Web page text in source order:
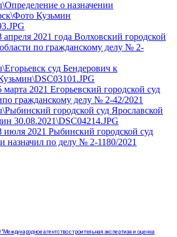
2021 года Волховский городской
по гражданскому делу № 2-
2021 Егорьевский городской суд
гражданскому делу № 2-42/2021
июля 2021 Рыбинский городской суд
назначил по делу № 2-1180/2021
"Международное агентство строительная экспертиза и оценка